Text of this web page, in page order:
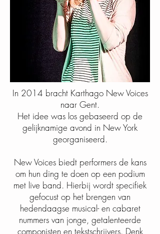
In 2014 bracht Karthago New Voices
naar Gent.
Het idee was los gebaseerd op de
gelijknamige avond in New York
georganiseerd.
New Voices biedt performers de kans
om hun ding te doen op een podium
met live band. Hierbij wordt specifiek
gefocust op het brengen van
hedendaagse musical- en cabaret
nummers van jonge, getalenteerde
componisten en tekstschrijvers. Denk